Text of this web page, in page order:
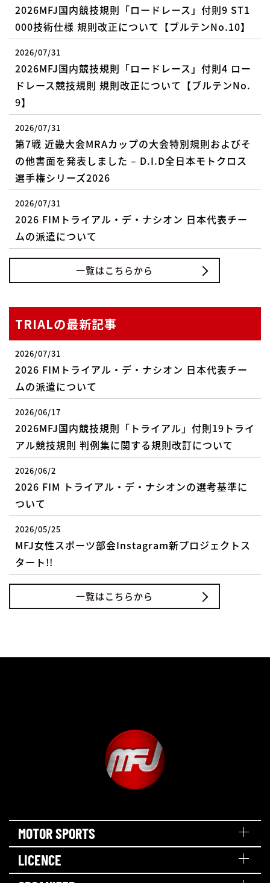
2026MFJ国内競技規則「ロードレース」付則9 ST1
000技術仕様 規則改正について【ブルテンNo.10】
2026/07/31
2026MFJ国内競技規則「ロードレース」付則4 ロー
ドレース競技規則 規則改正について【ブルテンNo.
9】
2026/07/31
第7戦 近畿大会MRAカップの大会特別規則およびそ
の他書面を発表しました – D.I.D全日本モトクロス
選手権シリーズ2026
2026/07/31
2026 FIMトライアル・デ・ナシオン 日本代表チー
ムの派遣について
一覧はこちらから
TRIALの最新記事
2026/07/31
2026 FIMトライアル・デ・ナシオン 日本代表チー
ムの派遣について
2026/06/17
2026MFJ国内競技規則「トライアル」付則19トライ
アル競技規則 判例集に関する規則改訂について
2026/06/2
2026 FIM トライアル・デ・ナシオンの選考基準に
ついて
2026/05/25
MFJ女性スポーツ部会Instagram新プロジェクトス
タート!!
一覧はこちらから
MOTOR SPORTS
LICENCE